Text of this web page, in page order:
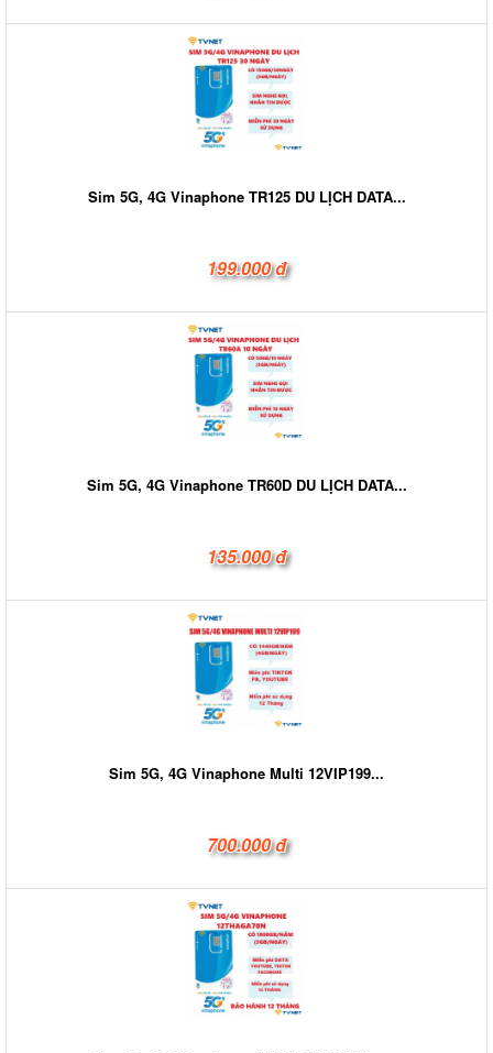
Sim 5G, 4G Vinaphone TR125 DU LỊCH DATA...
199.000 đ
Sim 5G, 4G Vinaphone TR60D DU LỊCH DATA...
135.000 đ
Sim 5G, 4G Vinaphone Multi 12VIP199...
700.000 đ